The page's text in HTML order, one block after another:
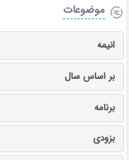
موضوعات
انیمه
بر اساس سال
برنامه
بزودی